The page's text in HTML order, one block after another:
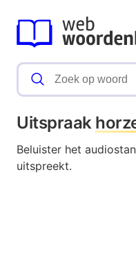
Uitspraak
Beluister het
uitspreekt.